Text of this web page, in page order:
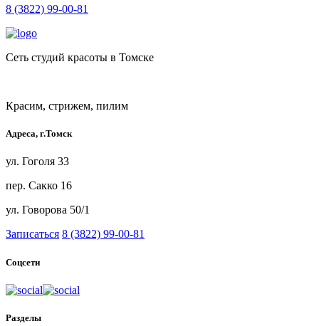
8 (3822) 99-00-81
Сеть студий красоты в Томске
Красим, стрижем, пилим
Адреса, г.Томск
ул. Гоголя 33
пер. Сакко 16
ул. Говорова 50/1
Записаться 8 (3822) 99-00-81
Соцсети
Разделы